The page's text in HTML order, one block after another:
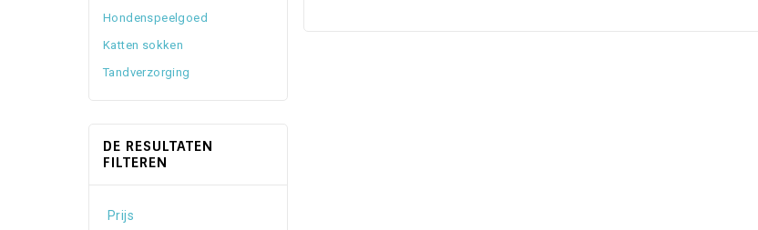
Hondenspeelgoed
Katten sokken
Tandverzorging
DE RESULTATEN
FILTEREN
Prijs